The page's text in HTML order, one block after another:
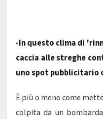
-In questo clima di
caccia alle streghe
uno spot pubblicitario
È più o meno come
colpita da un